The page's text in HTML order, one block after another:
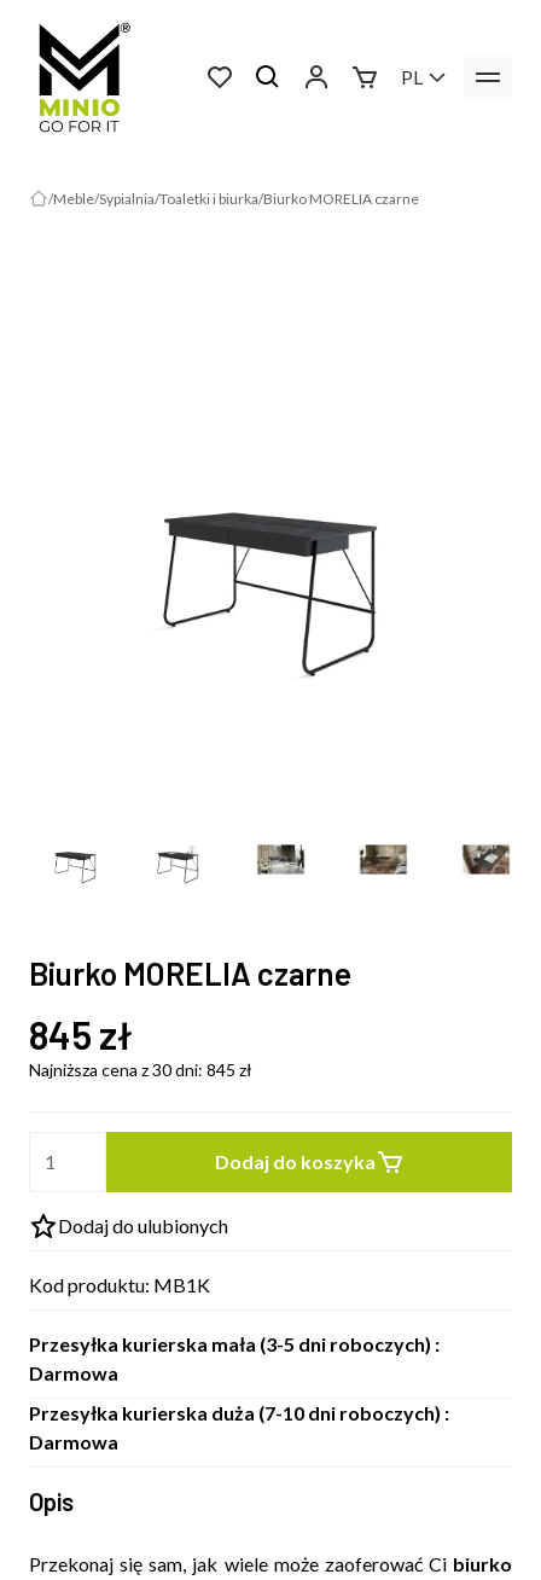
PL
Meble Sypialnia Toaletki i biurka Biurko MORELIA czarne
Biurko MORELIA czarne
845 zł
Najniższa cena z 30 dni: 845 zł
Dodaj do koszyka
Dodaj do ulubionych
Kod produktu: MB1K
Przesyłka kurierska mała (3-5 dni roboczych) :
Darmowa
Przesyłka kurierska duża (7-10 dni roboczych) :
Darmowa
Opis
Przekonaj się sam, jak wiele może zaoferować Ci biurko